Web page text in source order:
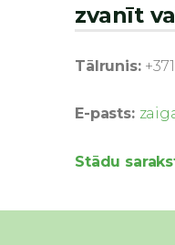
zvanīt
Tālrunis:
E-pasts:
Stādu